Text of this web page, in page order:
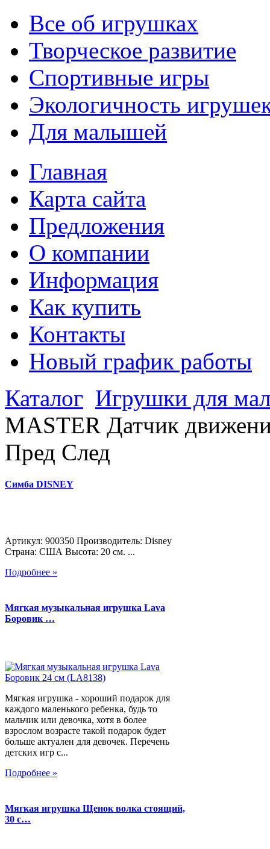
Все об игрушках
Творческое развитие
Спортивные игры
Экологичность
Для малышей
Главная
Карта сайта
Предложения
О компании
Информация
Как купить
Контакты
Новый график работы
Каталог Игрушки для
MASTER Датчик
Пред След
Симба DISNEY
Артикул: 900350 Производитель: Disney
Страна: США Высота: 20 см. ...
Подробнее »
Мягкая музыкальная игрушка Lava
Боровик …
Мягкая игрушка - хороший подарок для
каждого маленького ребенка, будь то
мальчик или девочка, хотя в более
взрослом возрасте такой подарок будет
больше актуален для девочек. Перечень
детских игр с...
Подробнее »
Мягкая игрушка Щенок волка стоящий,
30 с…